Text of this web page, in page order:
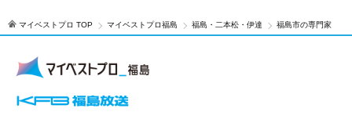
マイベストプロ TOP マイベストプロ福島 福島・二本松・伊達 福島市の専門家